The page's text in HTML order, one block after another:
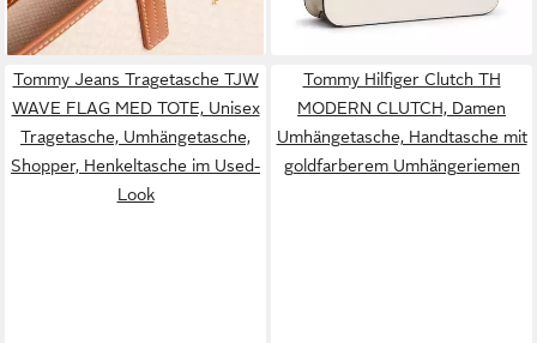
Tommy Jeans Tragetasche TJW
WAVE FLAG MED TOTE, Unisex
Tragetasche, Umhängetasche,
Shopper, Henkeltasche im Used-
Look
Tommy Hilfiger Clutch TH
MODERN CLUTCH, Damen
Umhängetasche, Handtasche mit
goldfarberem Umhängeriemen